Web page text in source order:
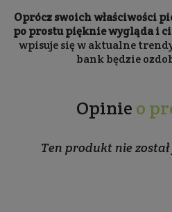
Oprócz swoich właściwości
po prostu pięknie wygląda i
wpisuje się w aktualne
bank będzie
Opinie o
Ten produkt nie